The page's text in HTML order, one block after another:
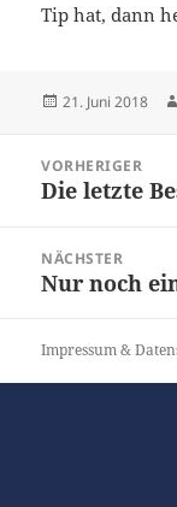
Tip hat, dann
Veröffentlicht
21. Juni 2018
VORHERIGER
Vorheriger
Die letzte
NÄCHSTER
Nächster
Nur noch
Impressum &